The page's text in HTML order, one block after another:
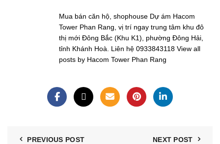
Mua bán căn hộ, shophouse Dự ám Hacom
Tower Phan Rang, vị trí ngay trung tâm khu đô
thị mới Đông Bắc (Khu K1), phường Đông Hải,
tỉnh Khánh Hoà. Liên hệ 0933843118 View all
posts by Hacom Tower Phan Rang
PREVIOUS POST NEXT POST